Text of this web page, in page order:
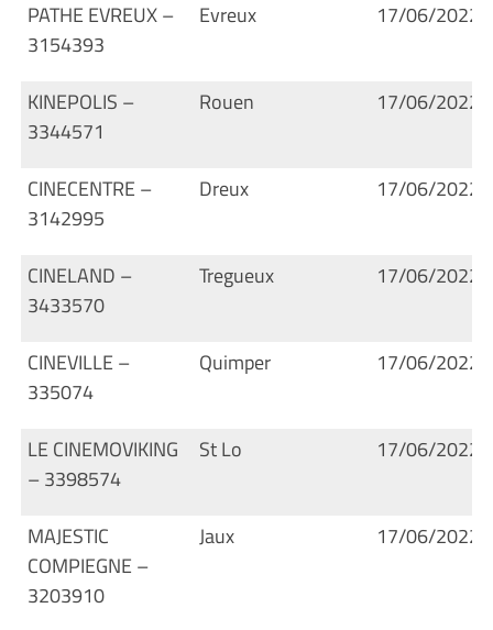
PATHE EVREUX –
3154393
Evreux 17/06/2022
KINEPOLIS –
3344571
Rouen 17/06/2022
CINECENTRE –
3142995
Dreux 17/06/2022
CINELAND –
3433570
Tregueux 17/06/2022
CINEVILLE –
335074
Quimper 17/06/2022
LE CINEMOVIKING
– 3398574
St Lo 17/06/2022
MAJESTIC
COMPIEGNE –
3203910
Jaux 17/06/2022